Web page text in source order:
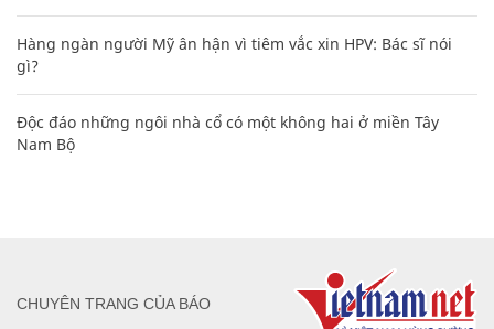
Hàng ngàn người Mỹ ân hận vì tiêm vắc xin HPV: Bác sĩ nói
gì?
Độc đáo những ngôi nhà cổ có một không hai ở miền Tây
Nam Bộ
CHUYÊN TRANG CỦA BÁO